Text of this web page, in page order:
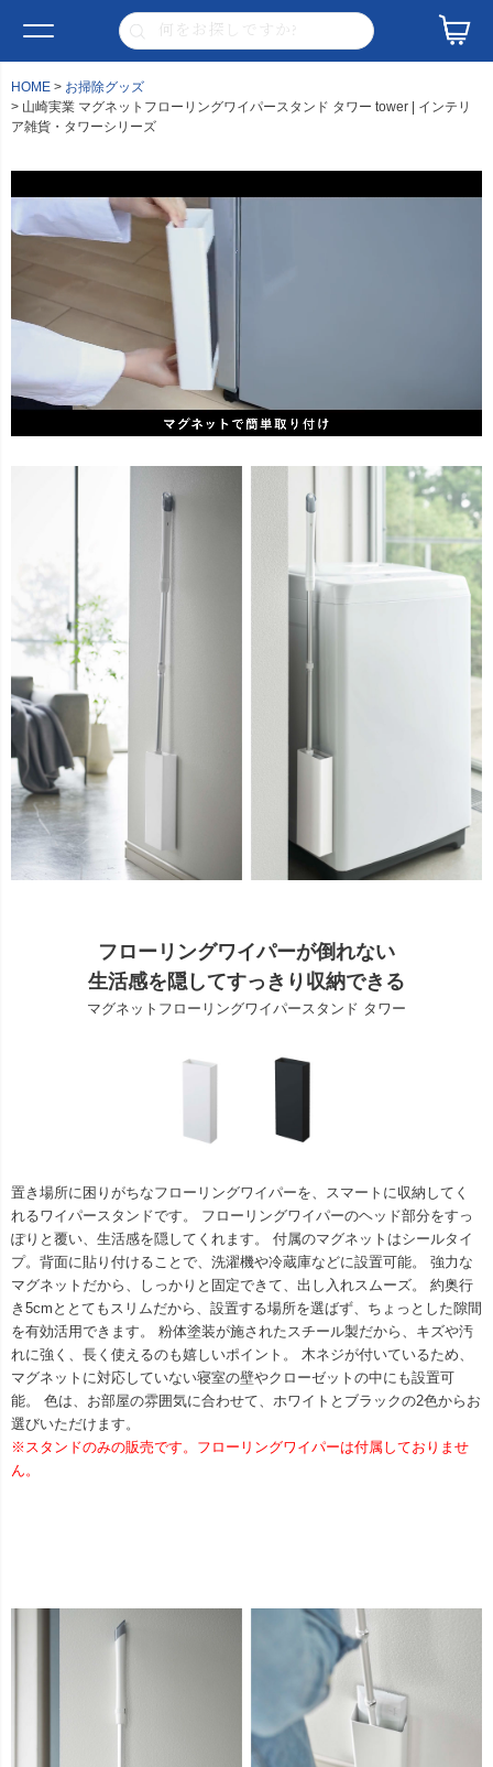
HOME
お掃除グッズ
山崎実業 マグネットフローリングワイパースタンド タワー tower | インテリ
ア雑貨・タワーシリーズ
フローリングワイパーが倒れない
生活感を隠してすっきり収納できる
マグネットフローリングワイパースタンド タワー
置き場所に困りがちなフローリングワイパーを、スマートに収納してく
れるワイパースタンドです。 フローリングワイパーのヘッド部分をすっ
ぽりと覆い、生活感を隠してくれます。 付属のマグネットはシールタイ
プ。背面に貼り付けることで、洗濯機や冷蔵庫などに設置可能。 強力な
マグネットだから、しっかりと固定できて、出し入れスムーズ。 約奥行
き5cmととてもスリムだから、設置する場所を選ばず、ちょっとした隙間
を有効活用できます。 粉体塗装が施されたスチール製だから、キズや汚
れに強く、長く使えるのも嬉しいポイント。 木ネジが付いているため、
マグネットに対応していない寝室の壁やクローゼットの中にも設置可
能。 色は、お部屋の雰囲気に合わせて、ホワイトとブラックの2色からお
選びいただけます。
※スタンドのみの販売です。フローリングワイパーは付属しておりませ
ん。